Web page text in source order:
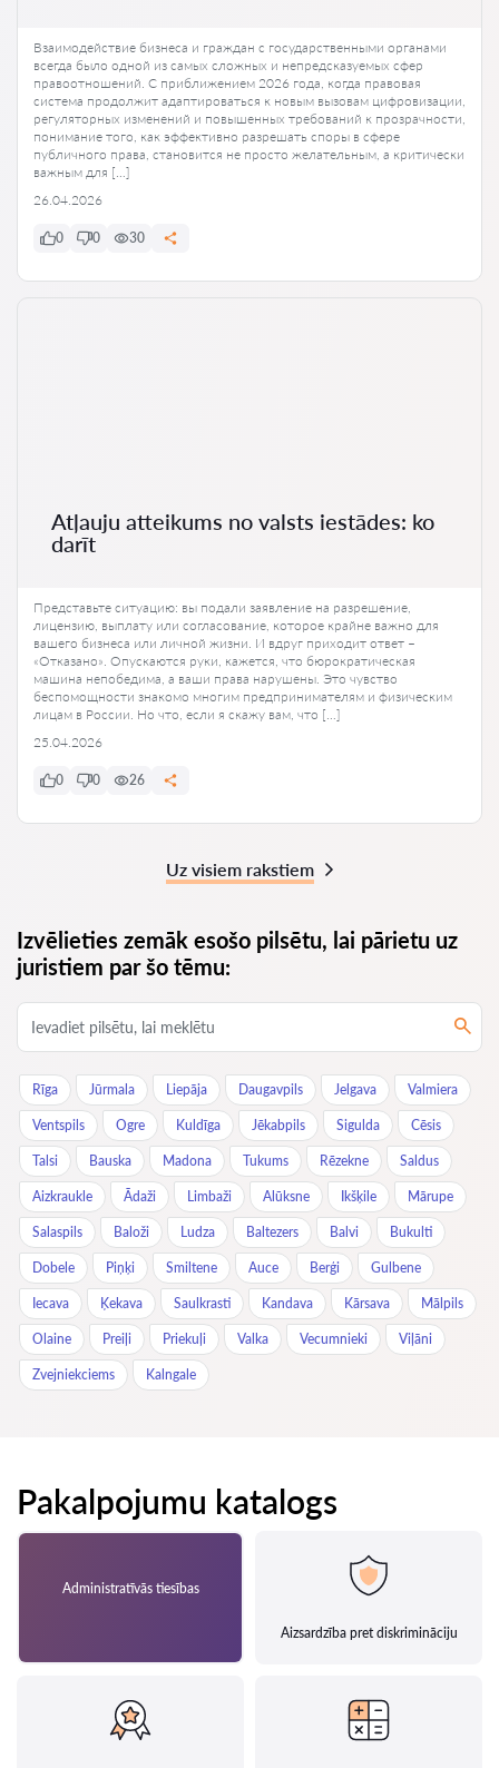
Взаимодействие бизнеса и граждан с государственными органами
всегда было одной из самых сложных и непредсказуемых сфер
правоотношений. С приближением 2026 года, когда правовая
система продолжит адаптироваться к новым вызовам цифровизации,
регуляторных изменений и повышенных требований к прозрачности,
понимание того, как эффективно разрешать споры в сфере
публичного права, становится не просто желательным, а критически
важным для […]
26.04.2026
0 0 30
Atļauju atteikums no valsts iestādes: ko
darīt
Представьте ситуацию: вы подали заявление на разрешение,
лицензию, выплату или согласование, которое крайне важно для
вашего бизнеса или личной жизни. И вдруг приходит ответ –
«Отказано». Опускаются руки, кажется, что бюрократическая
машина непобедима, а ваши права нарушены. Это чувство
беспомощности знакомо многим предпринимателям и физическим
лицам в России. Но что, если я скажу вам, что […]
25.04.2026
0 0 26
Uz visiem rakstiem
Izvēlieties zemāk esošo pilsētu, lai pārietu uz
juristiem par šo tēmu:
Rīga Jūrmala Liepāja Daugavpils Jelgava Valmiera
Ventspils Ogre Kuldīga Jēkabpils Sigulda Cēsis
Talsi Bauska Madona Tukums Rēzekne Saldus
Aizkraukle Ādaži Limbaži Alūksne Ikšķile Mārupe
Salaspils Baloži Ludza Baltezers Balvi Bukulti
Dobele Piņķi Smiltene Auce Berģi Gulbene
Iecava Ķekava Saulkrasti Kandava Kārsava Mālpils
Olaine Preiļi Priekuļi Valka Vecumnieki Viļāni
Zvejniekciems Kalngale
Pakalpojumu katalogs
Administratīvās tiesības
Aizsardzība pret diskrimināciju